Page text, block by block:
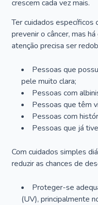
crescem cada vez mais.
Ter cuidados específicos
prevenir o câncer, mas
atenção precisa ser
Pessoas que
pele muito clara;
Pessoas com
Pessoas que têm
Pessoas com
Pessoas que já
Com cuidados simples
reduzir as chances de
Proteger-se
(UV), principalmente